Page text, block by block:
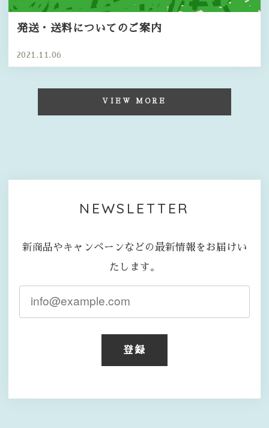
発送・送料についてのご案内
2021.11.06
VIEW MORE
NEWSLETTER
新商品やキャンペーンなどの最新情報をお届けい
たします。
登録